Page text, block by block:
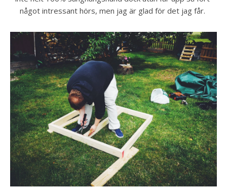
något intressant hörs, men jag är glad för det jag får.